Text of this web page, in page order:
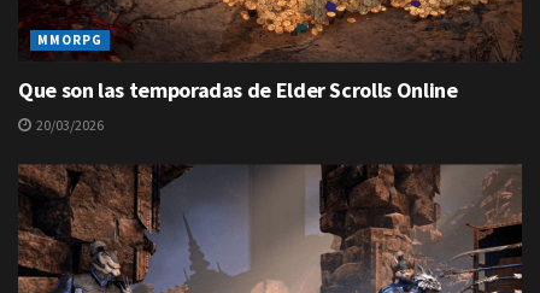
MMORPG
Que son las temporadas de Elder Scrolls Online
20/03/2026